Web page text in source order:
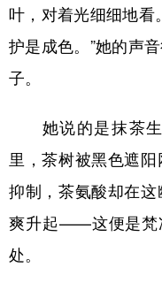
叶，对着光细细地看
护是成色。”她的声
子。
她说的是抹茶生
里，茶树被黑色遮
抑制，茶氨酸却在
爽升起——这便是梵
处。